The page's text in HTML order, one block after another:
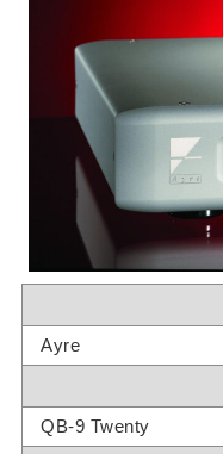
Ayre
QB-9 Twenty